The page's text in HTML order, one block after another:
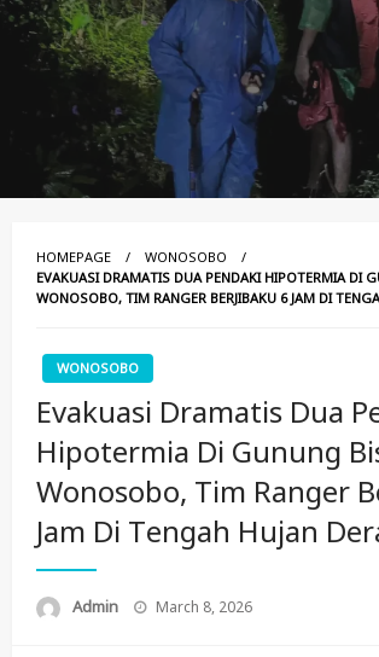
HOMEPAGE
WONOSOBO
EVAKUASI DRAMATIS DUA PENDAKI HIPOTERMIA DI
WONOSOBO, TIM RANGER BERJIBAKU 6 JAM DI
WONOSOBO
Evakuasi Dramatis Dua
Hipotermia Di Gunung
Wonosobo, Tim Ranger
Jam Di Tengah Hujan
Admin
Posted
March 8, 2026